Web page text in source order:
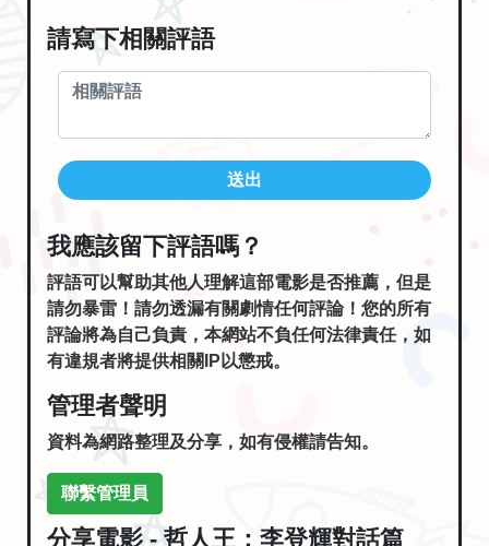
請寫下相關評語
送出
我應該留下評語嗎？
評語可以幫助其他人理解這部電影是否推薦，但是
請勿暴雷！請勿透漏有關劇情任何評論！您的所有
評論將為自己負責，本網站不負任何法律責任，如
有違規者將提供相關IP以懲戒。
管理者聲明
資料為網路整理及分享，如有侵權請告知。
聯繫管理員
分享電影 - 哲人王：李登輝對話篇